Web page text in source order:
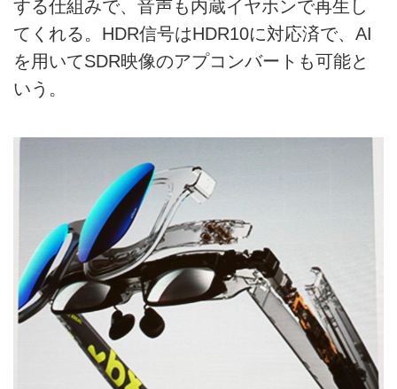
する仕組みで、音声も内蔵イヤホンで再生し
てくれる。HDR信号はHDR10に対応済で、AI
を用いてSDR映像のアプコンバートも可能と
いう。